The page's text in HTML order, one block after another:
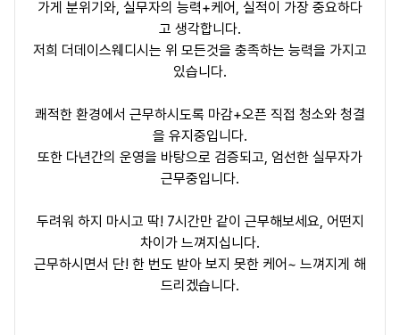
가게 분위기와, 실무자의 능력+케어, 실적이 가장 중요하다
고 생각합니다.
저희 더데이 스웨디시는 위 모든것을 충족하는 능력을 가지고
있습니다.
쾌적한 환경에서 근무하시도록 마감+오픈 직접 청소와 청결
을 유지중입니다.
또한 다년간의 운영을 바탕으로 검증되고, 엄선한 실무자가
근무중입니다.
두려워 하지 마시고 딱! 7시간만 같이 근무해보세요, 어떤지
차이가 느껴지십니다.
근무하시면서 단! 한 번도 받아 보지 못한 케어~ 느껴지게 해
드리겠습니다.